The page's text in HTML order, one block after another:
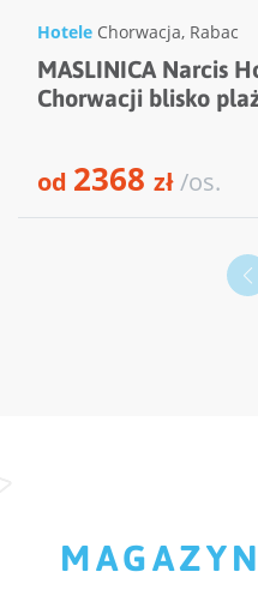
Hotele Chorwacja, Rabac
MASLINICA Narcis
Chorwacji blisko
od 2368 zł/os.